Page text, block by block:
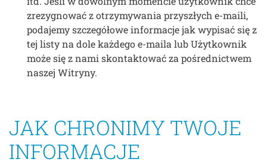
zrezygnować z otrzymywania przyszłych e-maili,
podajemy szczegółowe informacje jak wypisać się z
tej listy na dole każdego e-maila lub Użytkownik
może się z nami skontaktować za pośrednictwem
naszej Witryny.
JAK CHRONIMY TWOJE
INFORMACJE